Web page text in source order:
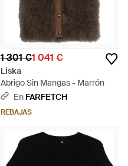
1 301 €1 041 €
Liska
Abrigo Sin Mangas - Marrón
En FARFETCH
REBAJAS